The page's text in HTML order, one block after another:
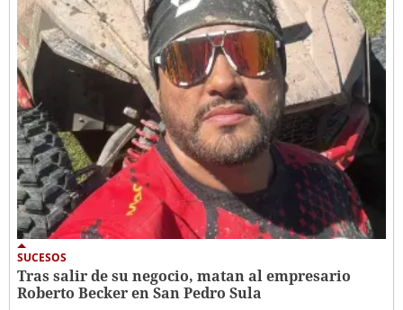
SUCESOS
Tras salir de su negocio, matan al empresario
Roberto Becker en San Pedro Sula